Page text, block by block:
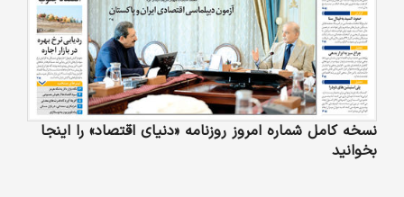
نسخه کامل شماره امروز روزنامه «دنیای‌ اقتصاد» را اینجا
بخوانید